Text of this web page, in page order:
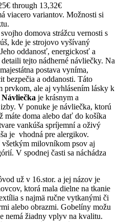
through 13,32€
viacero variantov. Možnosti si
domova strážcu vernosti s
kde je strojovo vyšívaný
oddanosť, energickosť a
tejto nádherné návliečky. Na
postava vyníma,
bezpečia a oddanosti. Táto
prvkom, ale aj vyhlásením lásky k
Návliečka je krásnym a
V ponuke je návliečka, ktorú
máte doma alebo dať do košíka
vankúša spríjemní a oživý
je vhodná pre alergikov.
milovníkom psov aj
V spodnej časti sa náchádza
už v 16.stor. a jej názov je
ktorá mala dielne na tkanie
s najmä ručne vytkanými či
alebo obrazmi. Gobelíny možu
nemá žiadny vplyv na kvalitu.